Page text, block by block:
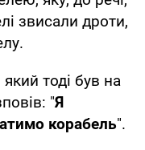
звисали дроти,
тоді був на
"Я
корабель".